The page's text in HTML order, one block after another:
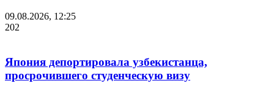
09.08.2026, 12:25
202
Япония депортировала узбекистанца,
просрочившего студенческую визу